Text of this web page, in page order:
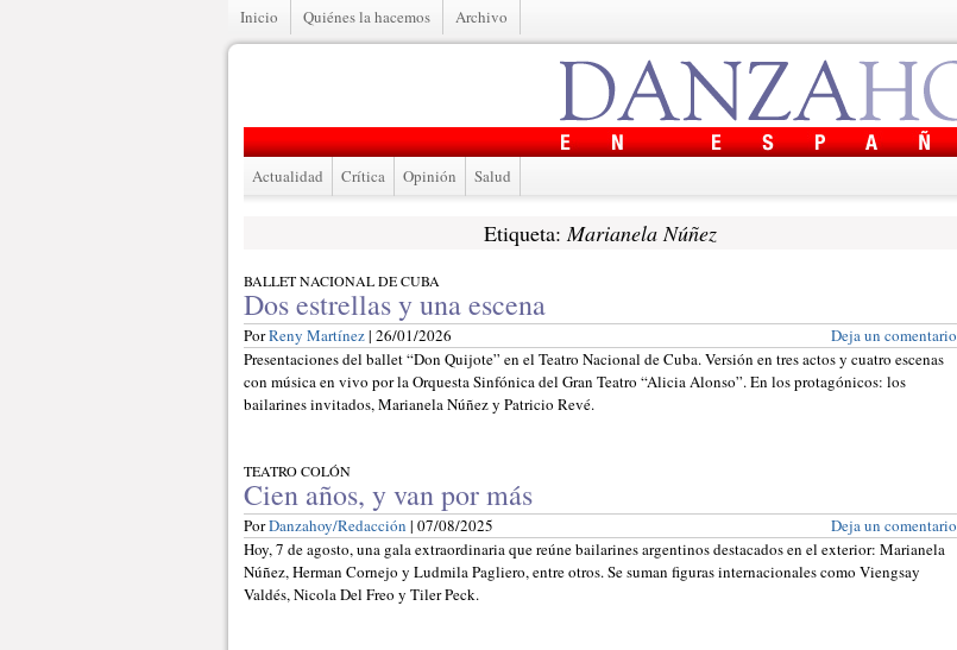
Inicio Quiénes la hacemos Archivo
Actualidad Crítica Opinión Salud
Etiqueta:Marianela Núñez
BALLET NACIONAL DE CUBA
Dos estrellas y una escena
PorReny Martínez| 26/01/2026
Deja un comentario
Presentaciones del ballet “Don Quijote” en el Teatro Nacional de Cuba. Versión en tres actos y cuatro escenas
con música en vivo por la Orquesta Sinfónica del Gran Teatro “Alicia Alonso”. En los protagónicos: los
bailarines invitados, Marianela Núñez y Patricio Revé.
TEATRO COLÓN
Cien años, y van por más
PorDanzahoy/Redacción | 07/08/2025
Deja un comentario
Hoy, 7 de agosto, una gala extraordinaria que reúne bailarines argentinos destacados en el exterior: Marianela
Núñez, Herman Cornejo y Ludmila Pagliero, entre otros. Se suman figuras internacionales como Viengsay
Valdés, Nicola Del Freo y Tiler Peck.